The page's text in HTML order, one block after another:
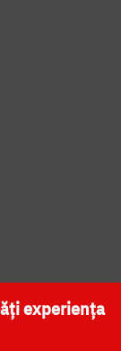
experiența